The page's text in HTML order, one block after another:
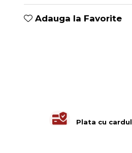
Adauga la Favorite
Plata cu cardul